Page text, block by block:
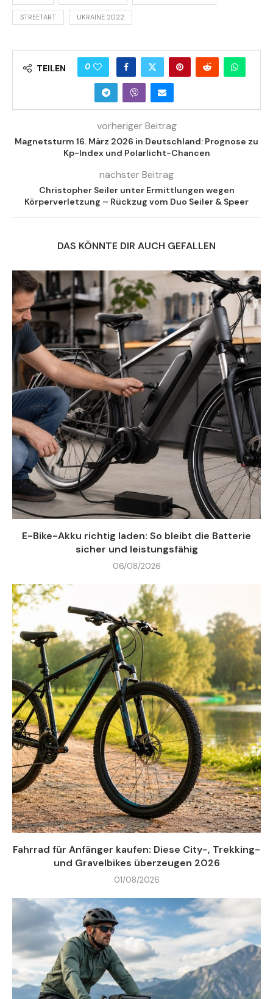
STREETART UKRAINE 2022
TEILEN 0
vorheriger Beitrag
Magnetsturm 16. März 2026 in Deutschland: Prognose zu
Kp-Index und Polarlicht-Chancen
nächster Beitrag
Christopher Seiler unter Ermittlungen wegen
Körperverletzung – Rückzug vom Duo Seiler & Speer
DAS KÖNNTE DIR AUCH GEFALLEN
E-Bike-Akku richtig laden: So bleibt die Batterie
sicher und leistungsfähig
06/08/2026
Fahrrad für Anfänger kaufen: Diese City-, Trekking-
und Gravelbikes überzeugen 2026
01/08/2026